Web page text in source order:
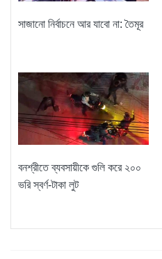
সাজানো নির্বাচনে আর যাবো না: তৈমূর
বনশ্রীতে ব্যবসায়ীকে গুলি করে ২০০
ভরি স্বর্ণ-টাকা লুট